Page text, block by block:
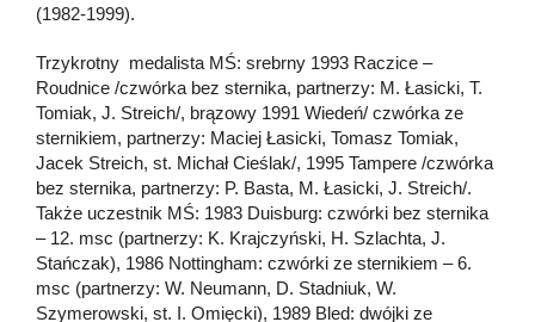
(1982-1999).
Trzykrotny medalista MŚ: srebrny 1993 Raczice –
Roudnice /czwórka bez sternika, partnerzy: M. Łasicki, T.
Tomiak, J. Streich/, brązowy 1991 Wiedeń/ czwórka ze
sternikiem, partnerzy: Maciej Łasicki, Tomasz Tomiak,
Jacek Streich, st. Michał Cieślak/, 1995 Tampere /czwórka
bez sternika, partnerzy: P. Basta, M. Łasicki, J. Streich/.
Także uczestnik MŚ: 1983 Duisburg: czwórki bez sternika
– 12. msc (partnerzy: K. Krajczyński, H. Szlachta, J.
Stańczak), 1986 Nottingham: czwórki ze sternikiem – 6.
msc (partnerzy: W. Neumann, D. Stadniuk, W.
Szymerowski, st. I. Omięcki), 1989 Bled: dwójki ze